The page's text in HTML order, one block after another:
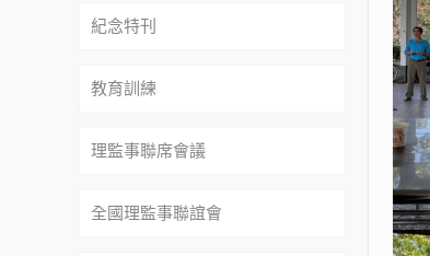
紀念特刊
教育訓練
理監事聯席會議
全國理監事聯誼會